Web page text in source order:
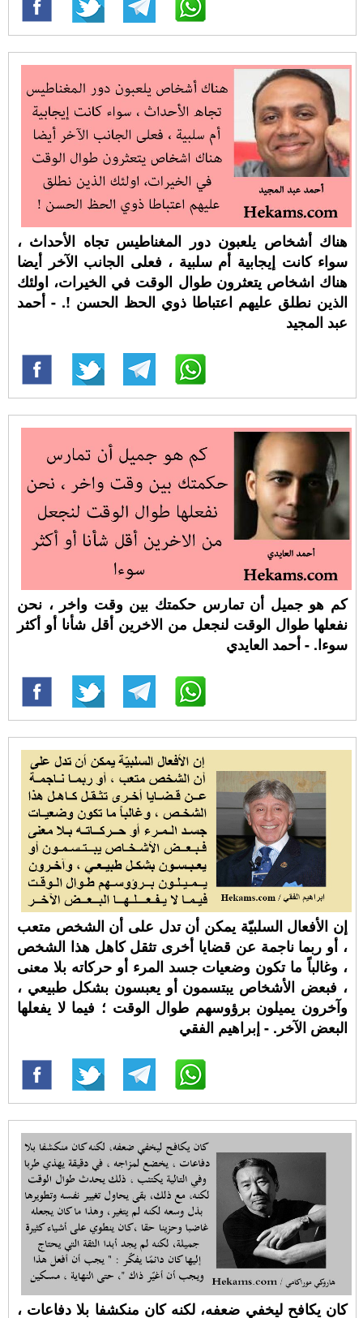
هناك أشخاص يلعبون دور المغناطيس تجاه الأحداث ،
سواء كانت إيجابية أم سلبية ، فعلى الجانب الآخر أيضا
هناك اشخاص يتعثرون طوال الوقت في الخيرات، اولئك
الذين نطلق عليهم اعتباطا ذوي الحظ الحسن !. - أحمد
عبد المجيد
كم هو جميل أن تمارس حكمتك بين وقت واخر ، نحن
نفعلها طوال الوقت لنجعل من الاخرين أقل شأنا أو أكثر
سوءا. - أحمد العايدي
إن الأفعال السلبيّة يمكن أن تدل على أن الشخص متعب
، أو ربما ناجمة عن قضايا أخرى تثقل كاهل هذا الشخص
، وغالباً ما تكون وضعيات جسد المرء أو حركاته بلا معنى
، فبعض الأشخاص يبتسمون أو يعبسون بشكل طبيعي ،
وآخرون يميلون برؤوسهم طوال الوقت ؛ فيما لا يفعلها
البعض الآخر. - إبراهيم الفقي
كان يكافح ليخفي ضعفه، لكنه كان منكشفا بلا دفاعات ،